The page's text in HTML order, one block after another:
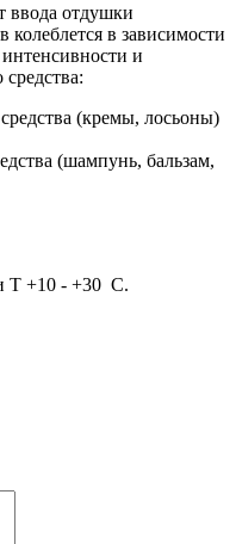
ввода отдушки
в зависимости
и
(кремы, лосьоны)
(шампунь, бальзам,
Т +10 - +30 С.